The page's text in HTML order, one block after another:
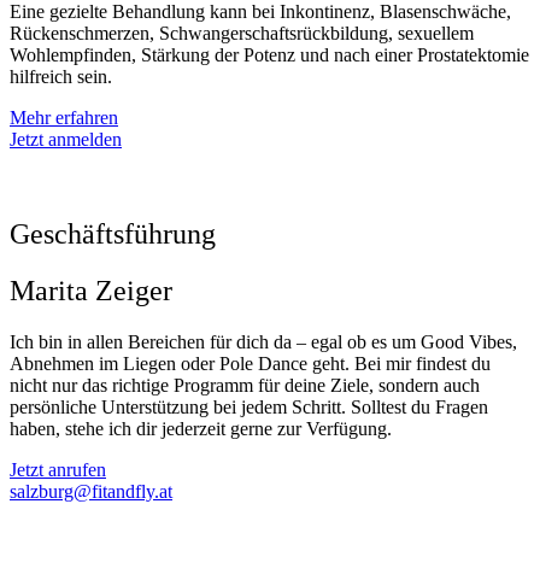
Eine gezielte Behandlung kann bei Inkontinenz, Blasenschwäche,
Rückenschmerzen, Schwangerschaftsrückbildung, sexuellem
Wohlempfinden, Stärkung der Potenz und nach einer Prostatektomie
hilfreich sein.
Mehr erfahren
Jetzt anmelden
Geschäftsführung
Marita Zeiger
Ich bin in allen Bereichen für dich da – egal ob es um Good Vibes,
Abnehmen im Liegen oder Pole Dance geht. Bei mir findest du
nicht nur das richtige Programm für deine Ziele, sondern auch
persönliche Unterstützung bei jedem Schritt. Solltest du Fragen
haben, stehe ich dir jederzeit gerne zur Verfügung.
Jetzt anrufen
salzburg@fitandfly.at